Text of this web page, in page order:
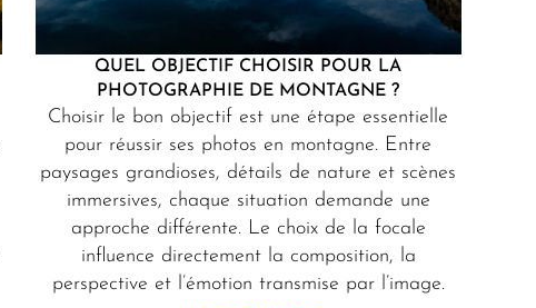
QUEL OBJECTIF CHOISIR POUR LA
PHOTOGRAPHIE DE MONTAGNE ?
Choisir le bon objectif est une étape essentielle
pour réussir ses photos en montagne. Entre
paysages grandioses, détails de nature et scènes
immersives, chaque situation demande une
approche différente. Le choix de la focale
influence directement la composition, la
perspective et l’émotion transmise par l’image.